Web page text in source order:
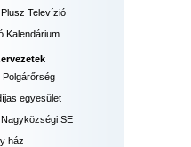
Televízió
Kalendárium
Polgárőrség
egyesület
SE
ház